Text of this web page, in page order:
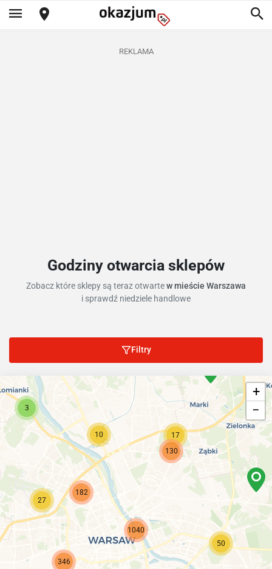
REKLAMA
Godziny otwarcia sklepów
Zobacz które sklepy są teraz otwartew mieście Warszawa
i sprawdź niedziele handlowe
Filtry
50
1040
182
130
17
346
27
10
3
+
−